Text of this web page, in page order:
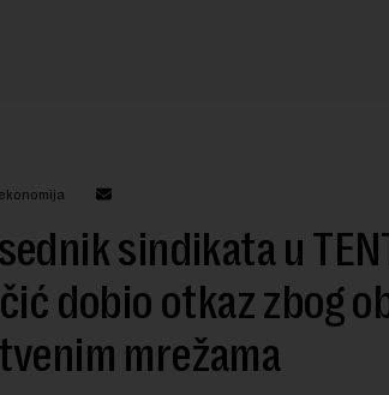
sindikata u
dobio otkaz zbog
mrežama